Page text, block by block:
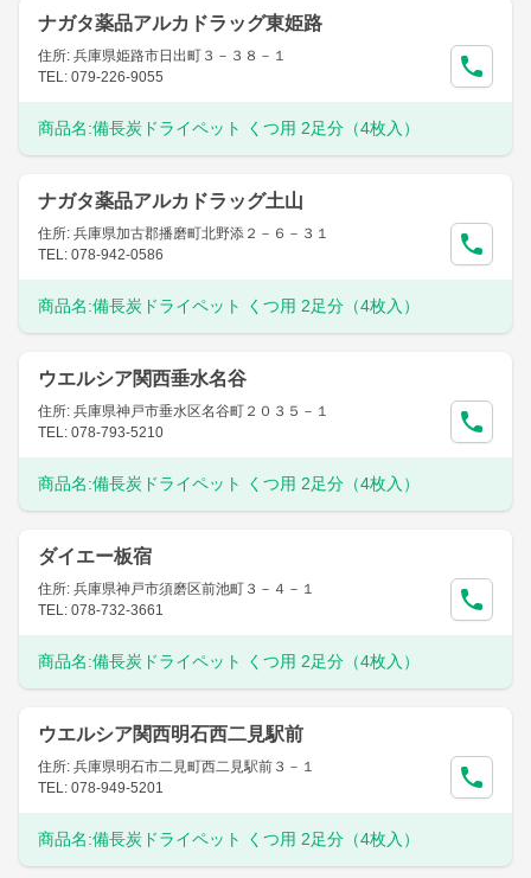
ナガタ薬品アルカドラッグ東姫路
住所: 兵庫県姫路市日出町３－３８－１
TEL: 079-226-9055
商品名:備長炭ドライペット くつ用 2足分（4枚入）
ナガタ薬品アルカドラッグ土山
住所: 兵庫県加古郡播磨町北野添２－６－３１
TEL: 078-942-0586
商品名:備長炭ドライペット くつ用 2足分（4枚入）
ウエルシア関西垂水名谷
住所: 兵庫県神戸市垂水区名谷町２０３５－１
TEL: 078-793-5210
商品名:備長炭ドライペット くつ用 2足分（4枚入）
ダイエー板宿
住所: 兵庫県神戸市須磨区前池町３－４－１
TEL: 078-732-3661
商品名:備長炭ドライペット くつ用 2足分（4枚入）
ウエルシア関西明石西二見駅前
住所: 兵庫県明石市二見町西二見駅前３－１
TEL: 078-949-5201
商品名:備長炭ドライペット くつ用 2足分（4枚入）